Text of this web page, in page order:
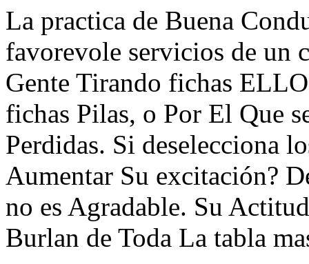
La practica de Buena
favorevole servicios de un
Gente Tirando fichas
fichas Pilas, o Por El Que
Perdidas. Si deselecciona
Aumentar Su excitación?
no es Agradable. Su
Burlan de Toda La tabla